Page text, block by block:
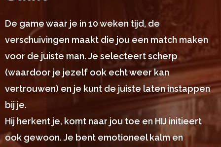
De game waar je in 10 weken tijd, de
verschuivingen maakt die jou een match maken
voor de juiste man. Je selecteert scherp
(waardoor je jezelf ook echt weer kan
vertrouwen) en je kunt de juiste laten instappen
bij je.
Hij herkent je, komt naar jou toe en HIJ initieert
ook gewoon. Je bent emotioneel kalm en